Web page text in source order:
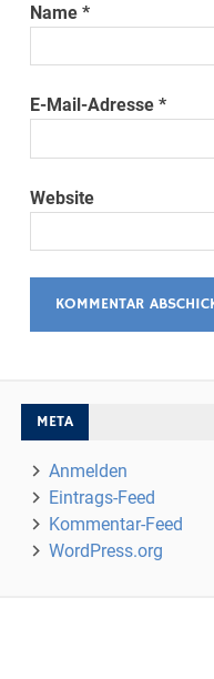
Name*
E-Mail-Adresse*
Website
META
Anmelden
Eintrags-Feed
Kommentar-Feed
WordPress.org